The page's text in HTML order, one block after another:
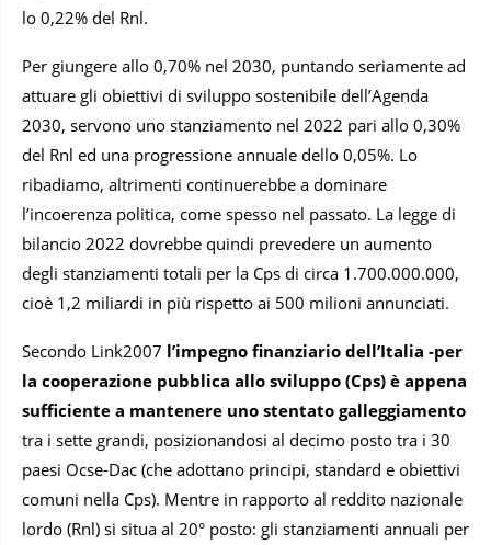
lo 0,22% del Rnl.
Per giungere allo 0,70% nel 2030, puntando seriamente ad
attuare gli obiettivi di sviluppo sostenibile dell’Agenda
2030, servono uno stanziamento nel 2022 pari allo 0,30%
del Rnl ed una progressione annuale dello 0,05%. Lo
ribadiamo, altrimenti continuerebbe a dominare
l’incoerenza politica, come spesso nel passato. La legge di
bilancio 2022 dovrebbe quindi prevedere un aumento
degli stanziamenti totali per la Cps di circa 1.700.000.000,
cioè 1,2 miliardi in più rispetto ai 500 milioni annunciati.
Secondo Link2007 l’impegno finanziario dell’Italia -per
la cooperazione pubblica allo sviluppo (Cps) è appena
sufficiente a mantenere uno stentato galleggiamento
tra i sette grandi, posizionandosi al decimo posto tra i 30
paesi Ocse-Dac (che adottano principi, standard e obiettivi
comuni nella Cps). Mentre in rapporto al reddito nazionale
lordo (Rnl) si situa al 20° posto: gli stanziamenti annuali per